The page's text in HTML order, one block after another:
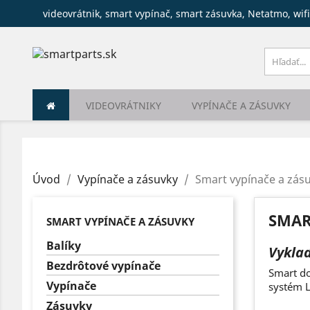
videovrátnik, smart vypínač, smart zásuvka, Netatmo,
VIDEOVRÁTNIKY VYPÍNAČE A ZÁSUVKY
Úvod Vypínače a zásuvky Smart vypínače a
SMART VYPÍNAČE A ZÁSUVKY
Balíky
Bezdrôtové vypínače
Vypínače
Zásuvky
Smart
systém